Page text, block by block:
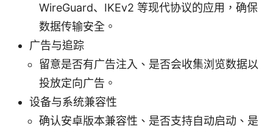
WireGuard、IKEv2 等现代协议的应用，确保
数据传输安全。
广告与追踪
留意是否有广告注入、是否会收集浏览数据以
投放定向广告。
设备与系统兼容性
确认安卓版本兼容性、是否支持自动启动、是